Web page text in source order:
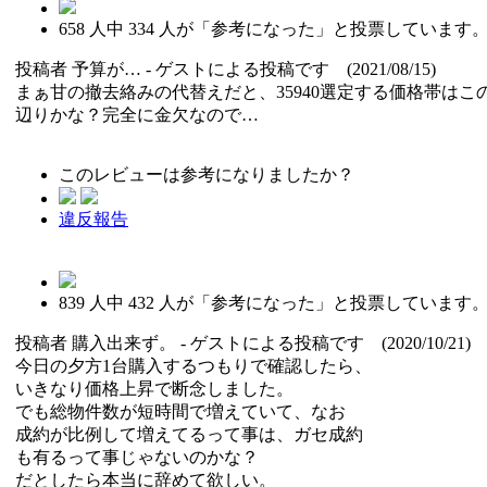
658 人中 334 人が「参考になった」と投票しています。
投稿者 予算が… - ゲストによる投稿です (2021/08/15)
まぁ甘の撤去絡みの代替えだと、35940選定する価格帯はこ
辺りかな？完全に金欠なので…
このレビューは参考になりましたか？
違反報告
839 人中 432 人が「参考になった」と投票しています。
投稿者 購入出来ず。
- ゲストによる投稿です (2020/10/21)
今日の夕方1台購入するつもりで確認したら、
いきなり価格上昇で断念しました。
でも総物件数が短時間で増えていて、なお
成約が比例して増えてるって事は、ガセ成約
も有るって事じゃないのかな？
だとしたら本当に辞めて欲しい。